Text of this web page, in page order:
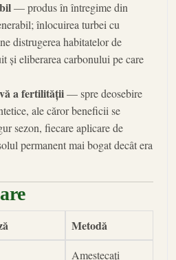
— produs în întregime din
înlocuirea turbei cu
distrugerea habitatelor de
și eliberarea carbonului pe care
a fertilității— spre deosebire
ale căror beneficii se
sezon, fiecare aplicare de
permanent mai bogat decât era
Metodă
Amestecați